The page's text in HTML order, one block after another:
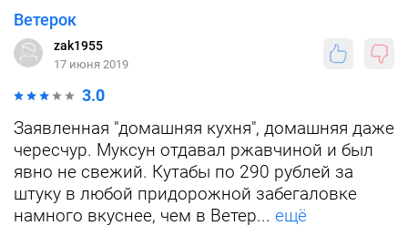
Ветерок
zak1955
17 июня 2019
3.0
Заявленная "домашняя кухня", домашняя даже
чересчур. Муксун отдавал ржавчиной и был
явно не свежий. Кутабы по 290 рублей за
штуку в любой придорожной забегаловке
намного вкуснее, чем в Ветер... ещё